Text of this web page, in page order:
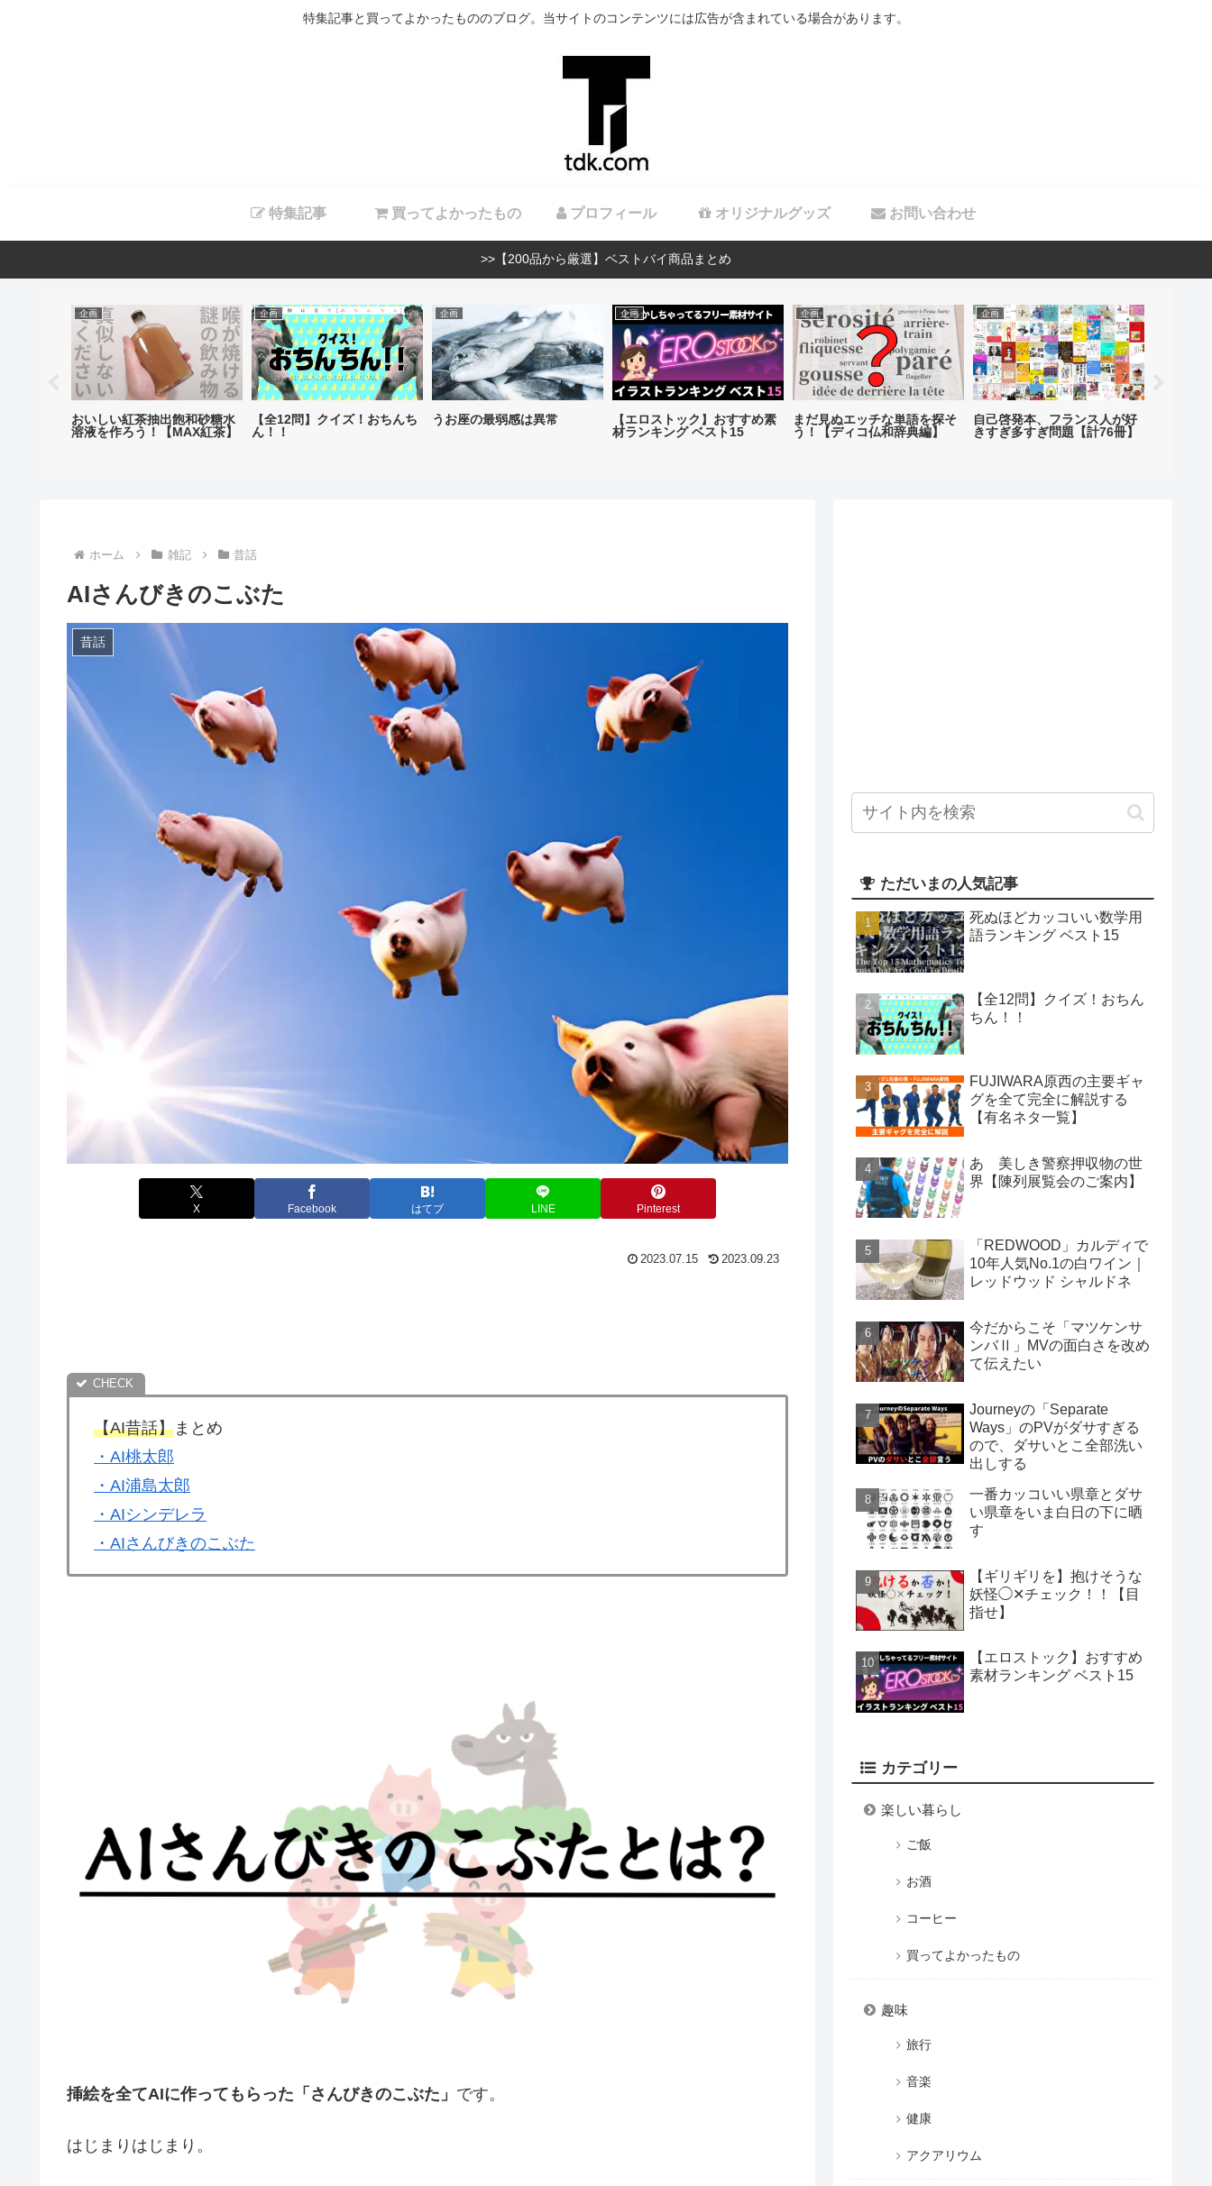
特集記事と買ってよかったもののブログ。当サイトのコンテンツには広告が含まれている場合があります。
特集記事 買ってよかったもの プロフィール オリジナルグッズ お問い合わせ
>>【200品から厳選】ベストバイ商品まとめ
企画
おいしい紅茶抽出飽和砂糖水
溶液を作ろう！【MAX紅茶】
企画
【全12問】クイズ！おちんち
ん！！
企画
うお座の最弱感は異常
企画
【エロストック】おすすめ素
材ランキング ベスト15
企画
まだ見ぬエッチな単語を探そ
う！【ディコ仏和辞典編】
企画
自己啓発本、フランス人が好
きすぎ多すぎ問題【計76冊】
ホーム 雑記 昔話
AIさんびきのこぶた
昔話
X Facebook はてブ LINE Pinterest
2023.07.15 2023.09.23
【AI昔話】まとめ
・AI桃太郎
・AI浦島太郎
・AIシンデレラ
・AIさんびきのこぶた
挿絵を全てAIに作ってもらった「さんびきのこぶた」 です。
はじまりはじまり。
ただいまの人気記事
死ぬほどカッコいい数学用
語ランキング ベスト15
【全12問】クイズ！おちん
ちん！！
FUJIWARA原西の主要ギャ
グを全て完全に解説する
【有名ネタ一覧】
あゝ美しき警察押収物の世
界【陳列展覧会のご案内】
「REDWOOD」カルディで
10年人気No.1の白ワイン｜
レッドウッド シャルドネ
今だからこそ「マツケンサ
ンバⅡ」MVの面白さを改め
て伝えたい
Journeyの「Separate
Ways」のPVがダサすぎる
ので、ダサいとこ全部洗い
出しする
一番カッコいい県章とダサ
い県章をいま白日の下に晒
す
【ギリギリを】抱けそうな
妖怪◯✕チェック！！【目
指せ】
【エロストック】おすすめ
素材ランキング ベスト15
カテゴリー
楽しい暮らし
ご飯
お酒
コーヒー
買ってよかったもの
趣味
旅行
音楽
健康
アクアリウム